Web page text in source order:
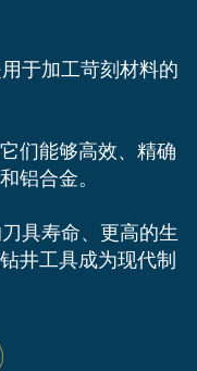
于加工苛刻材料的
们能够高效、精确
铝合金。
具寿命、更高的生
井工具成为现代制